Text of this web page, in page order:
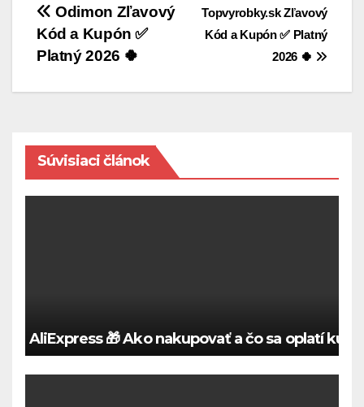
Navigácia
v
článku
Topvyrobky.sk Zľavový
Kód a Kupón ✅ Platný
2026 🍀
Odimon Zľavový
Kód a Kupón ✅
Platný 2026 🍀
Súvisiaci článok
AliExpress 🎁 Ako nakupovať a čo sa oplatí